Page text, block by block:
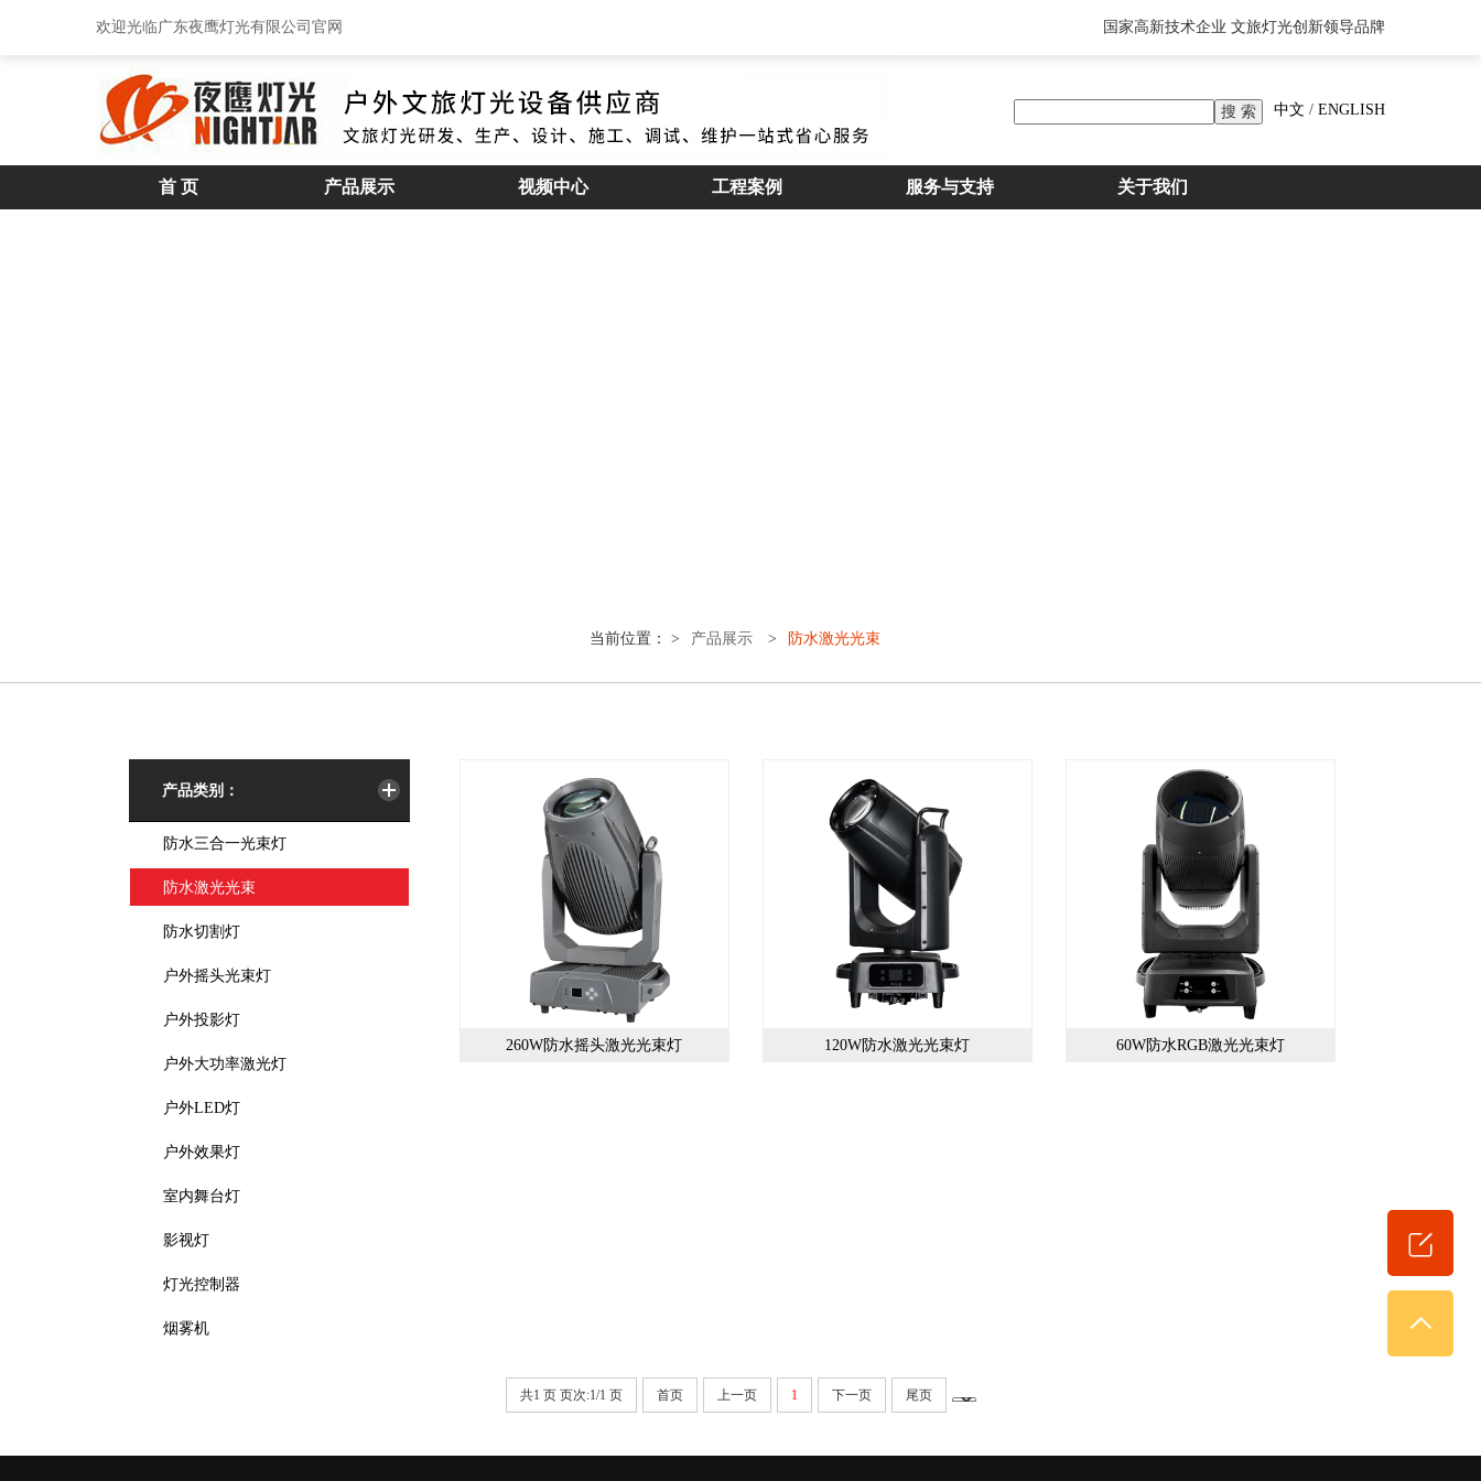
欢迎光临广东夜鹰灯光有限公司官网 国家高新技术企业 文旅灯光创新领导品牌
中文 / ENGLISH
首 页 产品展示 视频中心 工程案例 服务与支持 关于我们
当前位置： > 产品展示 > 防水激光光束
产品类别：
防水三合一光束灯
防水激光光束
防水切割灯
户外摇头光束灯
户外投影灯
户外大功率激光灯
户外LED灯
户外效果灯
室内舞台灯
影视灯
灯光控制器
烟雾机
260W防水摇头激光光束灯 120W防水激光光束灯 60W防水RGB激光光束灯
共1 页 页次:1/1 页 首页 上一页 1 下一页 尾页